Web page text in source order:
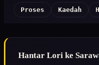
Proses Kaedah
Hantar Lori ke